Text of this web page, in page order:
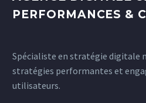
PERFORMANCES &
Spécialiste en stratégie digitale
stratégies performantes et
utilisateurs.